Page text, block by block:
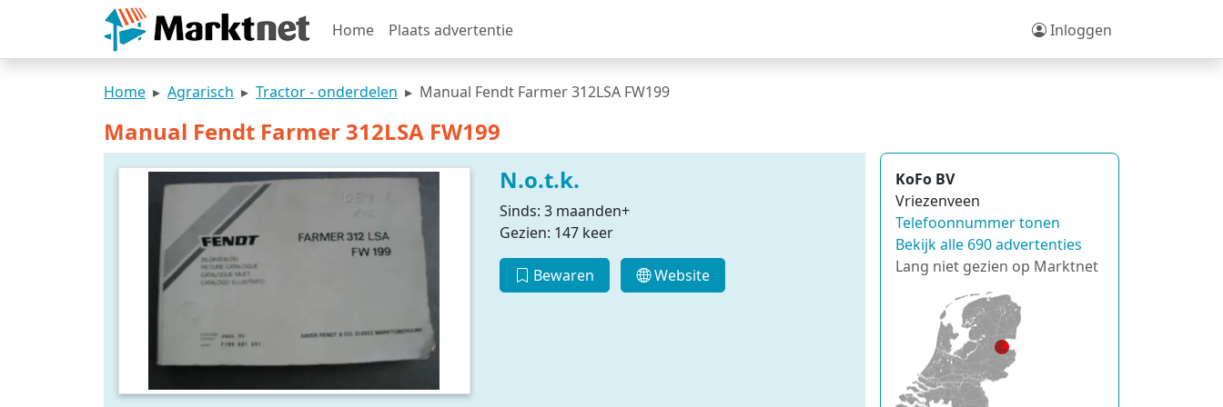
Home Plaats advertentie Inloggen
Home Agrarisch Tractor - onderdelen Manual Fendt Farmer 312LSA FW199
Manual Fendt Farmer 312LSA FW199
N.o.t.k.
Sinds: 3 maanden+
Gezien: 147 keer
Bewaren Website
KoFo BV
Vriezenveen
Telefoonnummer tonen
Bekijk alle 690 advertenties
Lang niet gezien op Marktnet